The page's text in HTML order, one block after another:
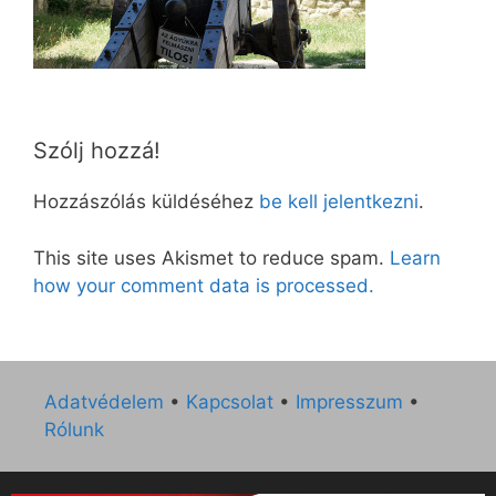
Szólj hozzá!
Hozzászólás küldéséhez be kell jelentkezni.
This site uses Akismet to reduce spam. Learn
how your comment data is processed.
Adatvédelem • Kapcsolat • Impresszum •
Rólunk